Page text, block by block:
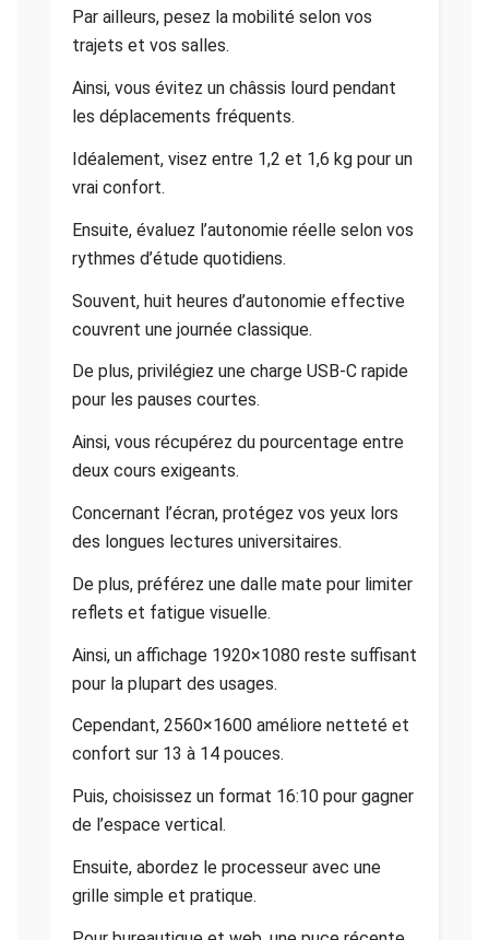
Par ailleurs, pesez la mobilité selon vos
trajets et vos salles.
Ainsi, vous évitez un châssis lourd pendant
les déplacements fréquents.
Idéalement, visez entre 1,2 et 1,6 kg pour un
vrai confort.
Ensuite, évaluez l’autonomie réelle selon vos
rythmes d’étude quotidiens.
Souvent, huit heures d’autonomie effective
couvrent une journée classique.
De plus, privilégiez une charge USB-C rapide
pour les pauses courtes.
Ainsi, vous récupérez du pourcentage entre
deux cours exigeants.
Concernant l’écran, protégez vos yeux lors
des longues lectures universitaires.
De plus, préférez une dalle mate pour limiter
reflets et fatigue visuelle.
Ainsi, un affichage 1920×1080 reste suffisant
pour la plupart des usages.
Cependant, 2560×1600 améliore netteté et
confort sur 13 à 14 pouces.
Puis, choisissez un format 16:10 pour gagner
de l’espace vertical.
Ensuite, abordez le processeur avec une
grille simple et pratique.